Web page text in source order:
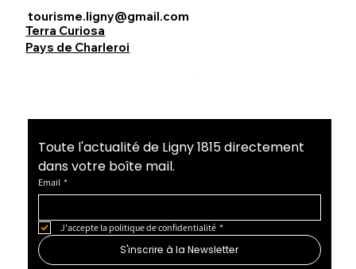
tourisme.ligny@gmail.com
Terra Curiosa
Pays de Charleroi
Toute l'actualité de Ligny 1815 directement
dans votre boîte mail.
Email *
J'accepte la politique de confidentialité *
S'inscrire à la Newsletter